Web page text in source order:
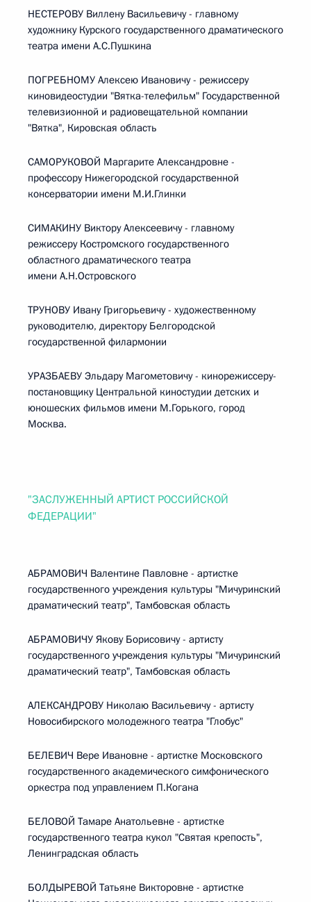
НЕСТЕРОВУ Виллену Васильевичу - главному
художнику Курского государственного драматического
театра имени А.С.Пушкина
ПОГРЕБНОМУ Алексею Ивановичу - режиссеру
киновидеостудии "Вятка-телефильм" Государственной
телевизионной и радиовещательной компании
"Вятка", Кировская область
САМОРУКОВОЙ Маргарите Александровне -
профессору Нижегородской государственной
консерватории имени М.И.Глинки
СИМАКИНУ Виктору Алексеевичу - главному
режиссеру Костромского государственного
областного драматического театра
имени А.Н.Островского
ТРУНОВУ Ивану Григорьевичу - художественному
руководителю, директору Белгородской
государственной филармонии
УРАЗБАЕВУ Эльдару Магометовичу - кинорежиссеру-
постановщику Центральной киностудии детских и
юношеских фильмов имени М.Горького, город
Москва.
"ЗАСЛУЖЕННЫЙ АРТИСТ РОССИЙСКОЙ
ФЕДЕРАЦИИ"
АБРАМОВИЧ Валентине Павловне - артистке
государственного учреждения культуры "Мичуринский
драматический театр", Тамбовская область
АБРАМОВИЧУ Якову Борисовичу - артисту
государственного учреждения культуры "Мичуринский
драматический театр", Тамбовская область
АЛЕКСАНДРОВУ Николаю Васильевичу - артисту
Новосибирского молодежного театра "Глобус"
БЕЛЕВИЧ Вере Ивановне - артистке Московского
государственного академического симфонического
оркестра под управлением П.Когана
БЕЛОВОЙ Тамаре Анатольевне - артистке
государственного театра кукол "Святая крепость",
Ленинградская область
БОЛДЫРЕВОЙ Татьяне Викторовне - артистке